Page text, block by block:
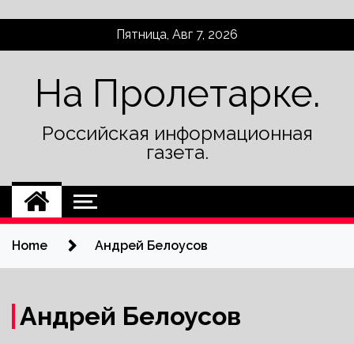
Пятница, Авг 7, 2026
На Пролетарке.
Российская информационная
газета.
Home Андрей Белоусов
Андрей Белоусов